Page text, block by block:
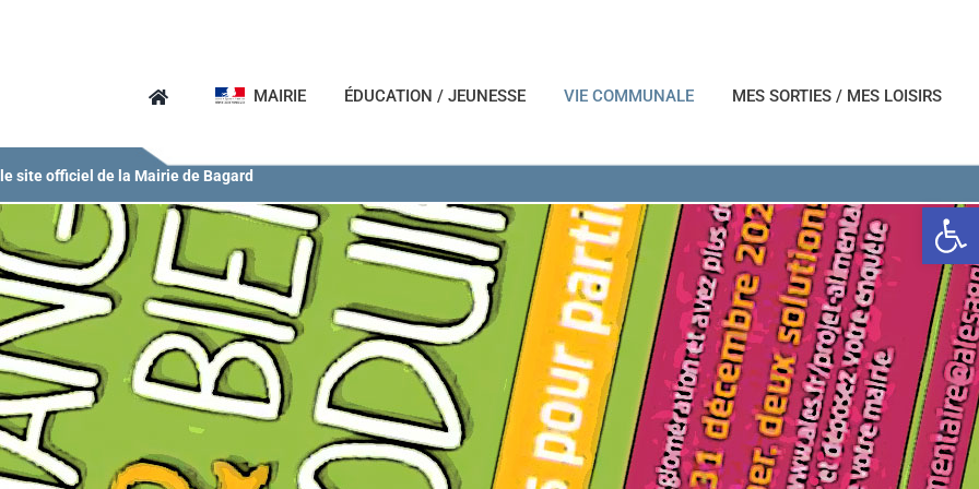
Ouvrir
MAIRIE ÉDUCATION / JEUNESSE VIE COMMUNALE MES SORTIES / MES LOISIRS
site officiel de la Mairie de Bagard